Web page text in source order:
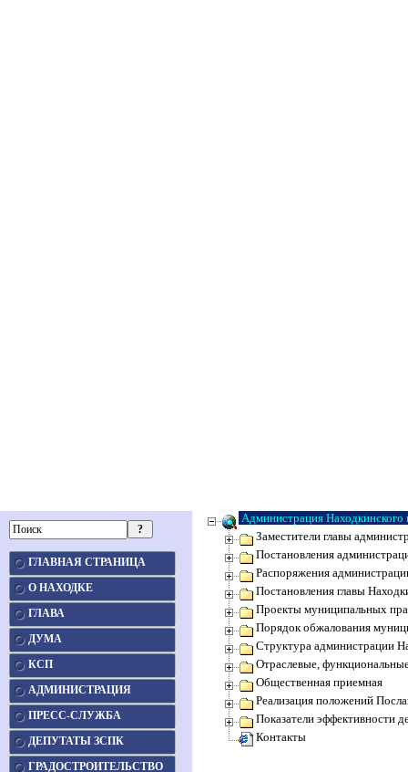
ГЛАВНАЯ СТРАНИЦА
О НАХОДКЕ
ГЛАВА
ДУМА
КСП
АДМИНИСТРАЦИЯ
ПРЕСС-СЛУЖБА
ДЕПУТАТЫ ЗСПК
ГРАДОСТРОИТЕЛЬСТВО
Администрация Находкинского
Заместители главы
Постановления
Распоряжения
Постановления главы
Проекты муниципальных
Порядок обжалования
Структура администрации
Отраслевые,
Общественная приемная
Реализация положений
Показатели эффективности
Контакты